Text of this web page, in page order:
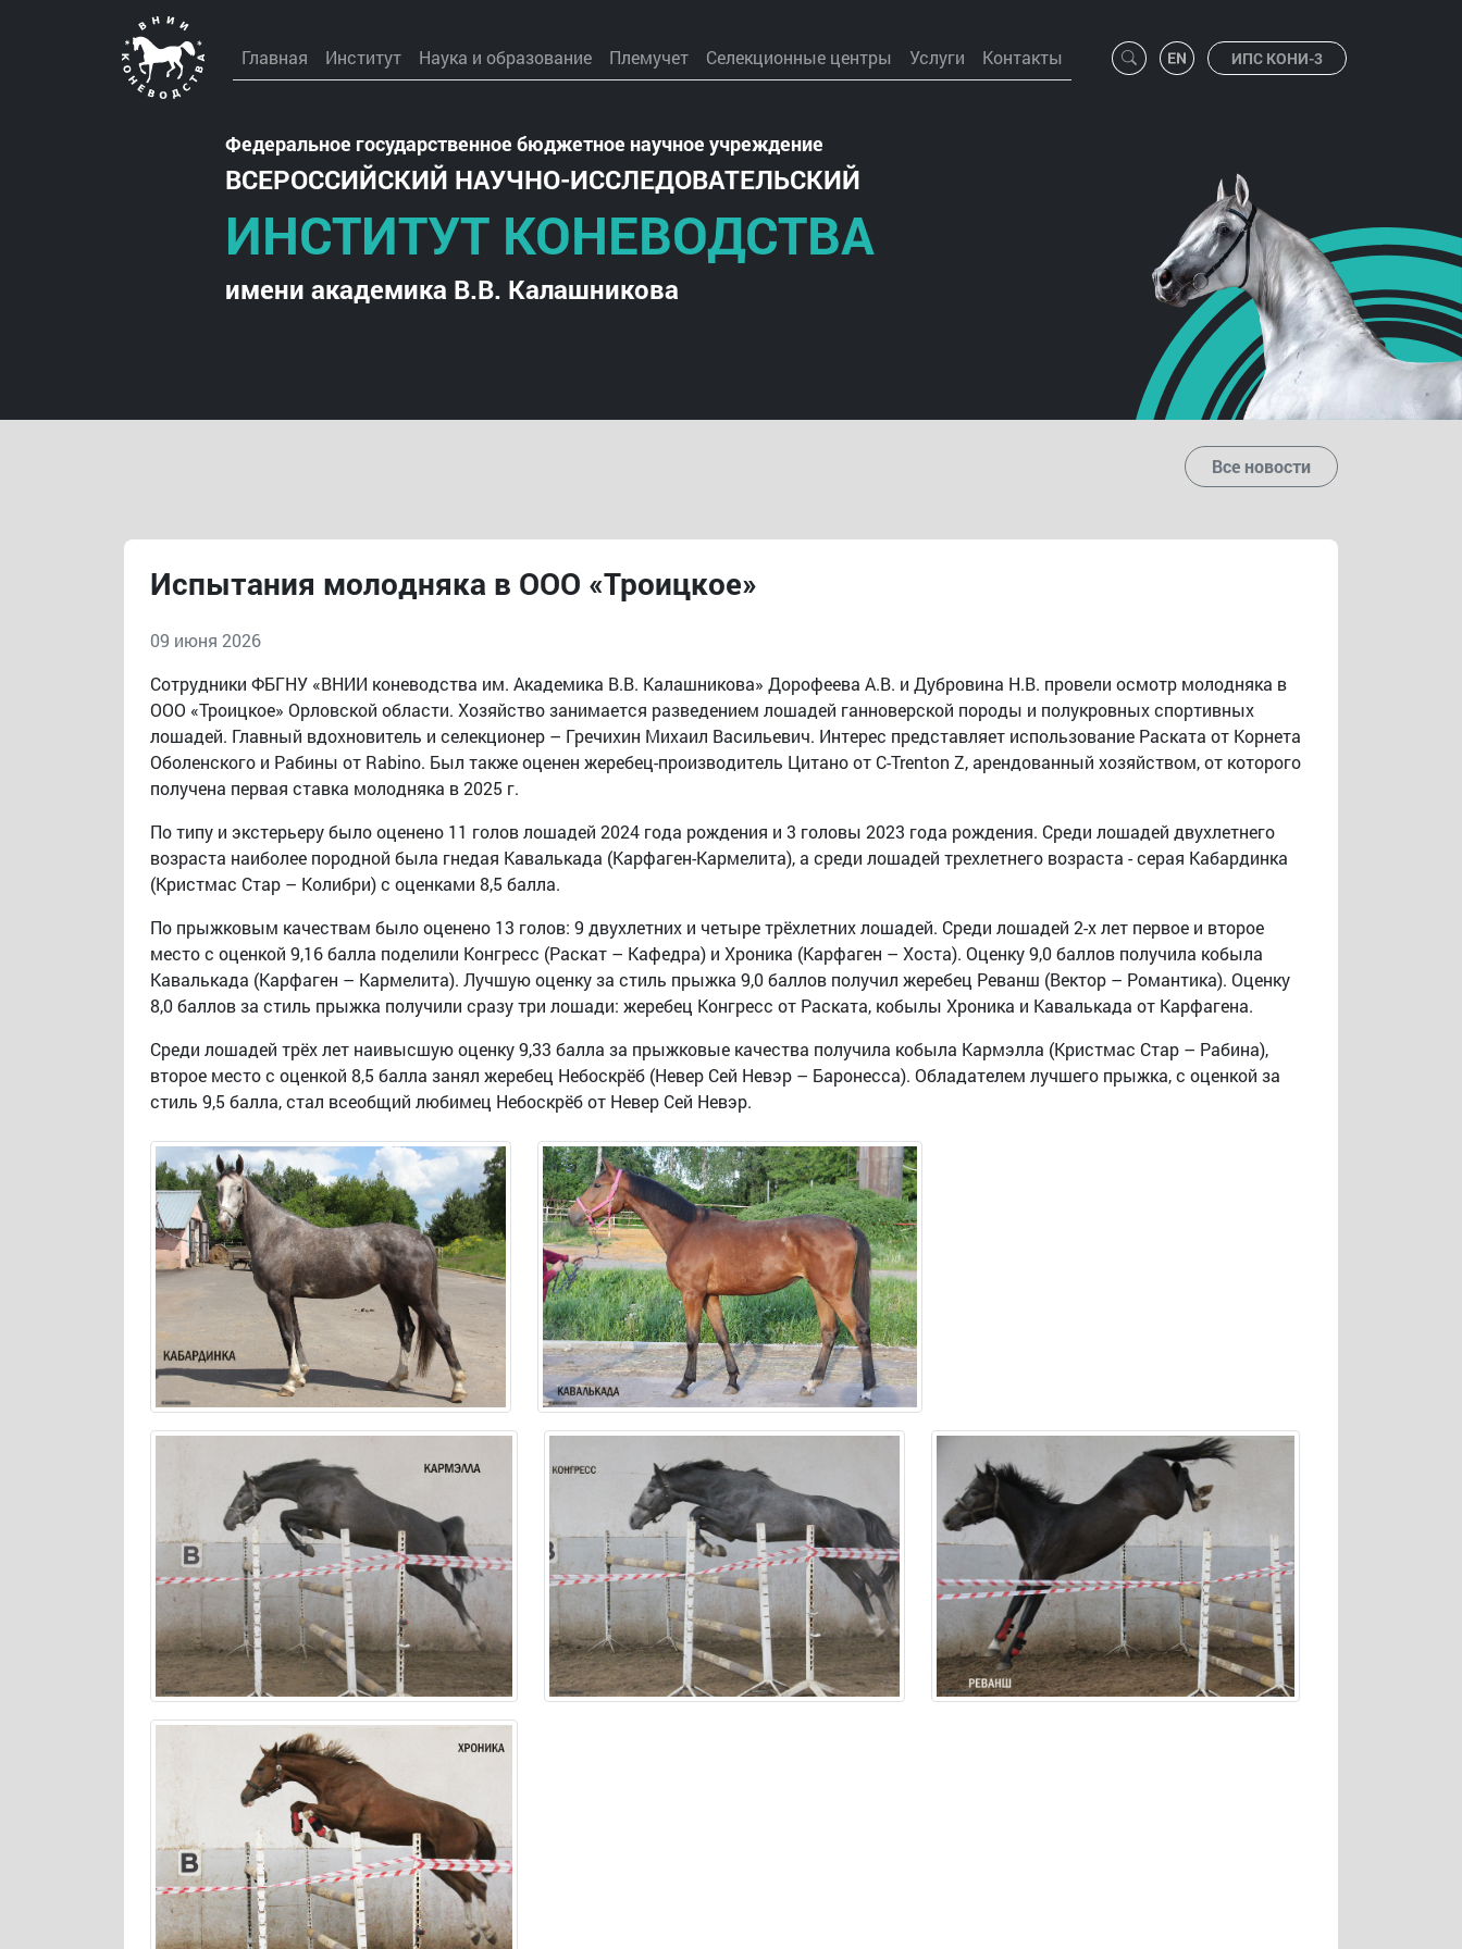
Главная Институт Наука и образование Племучет Селекционные центры Услуги Контакты ИПС КОНИ-3
Федеральное государственное бюджетное научное учреждение
ВСЕРОССИЙСКИЙ НАУЧНО-ИССЛЕДОВАТЕЛЬСКИЙ
ИНСТИТУТ КОНЕВОДСТВА
имени академика В.В. Калашникова
Все новости
Испытания молодняка в ООО «Троицкое»
09 июня 2026
Сотрудники ФБГНУ «ВНИИ коневодства им. Академика В.В. Калашникова» Дорофеева А.В. и Дубровина Н.В. провели осмотр молодняка в
ООО «Троицкое» Орловской области. Хозяйство занимается разведением лошадей ганноверской породы и полукровных спортивных
лошадей. Главный вдохновитель и селекционер – Гречихин Михаил Васильевич. Интерес представляет использование Раската от Корнета
Оболенского и Рабины от Rabino. Был также оценен жеребец-производитель Цитано от C-Trenton Z, арендованный хозяйством, от которого
получена первая ставка молодняка в 2025 г.
По типу и экстерьеру было оценено 11 голов лошадей 2024 года рождения и 3 головы 2023 года рождения. Среди лошадей двухлетнего
возраста наиболее породной была гнедая Кавалькада (Карфаген-Кармелита), а среди лошадей трехлетнего возраста - серая Кабардинка
(Кристмас Стар – Колибри) с оценками 8,5 балла.
По прыжковым качествам было оценено 13 голов: 9 двухлетних и четыре трёхлетних лошадей. Среди лошадей 2-х лет первое и второе
место с оценкой 9,16 балла поделили Конгресс (Раскат – Кафедра) и Хроника (Карфаген – Хоста). Оценку 9,0 баллов получила кобыла
Кавалькада (Карфаген – Кармелита). Лучшую оценку за стиль прыжка 9,0 баллов получил жеребец Реванш (Вектор – Романтика). Оценку
8,0 баллов за стиль прыжка получили сразу три лошади: жеребец Конгресс от Раската, кобылы Хроника и Кавалькада от Карфагена.
Среди лошадей трёх лет наивысшую оценку 9,33 балла за прыжковые качества получила кобыла Кармэлла (Кристмас Стар – Рабина),
второе место с оценкой 8,5 балла занял жеребец Небоскрёб (Невер Сей Невэр – Баронесса). Обладателем лучшего прыжка, с оценкой за
стиль 9,5 балла, стал всеобщий любимец Небоскрёб от Невер Сей Невэр.